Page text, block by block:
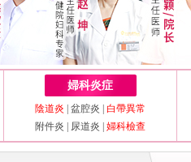
婦科炎症
陰道炎 盆腔炎
白帶異常
附件炎
尿道炎 婦科檢查